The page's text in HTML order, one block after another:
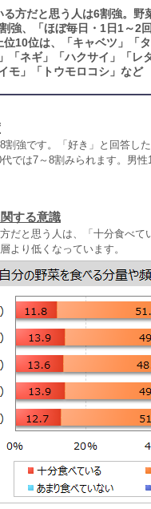
る方だと思う人は6割強。
強、「ほぼ毎日・1日1～2
位10位は、「キャベツ」「
「ネギ」「ハクサイ」「
モ」「トウモロコシ」など
割強です。「好き」と回答し
では7～8割みられます。男
する意識
だと思う人は、「十分食べ
より低くなっています。